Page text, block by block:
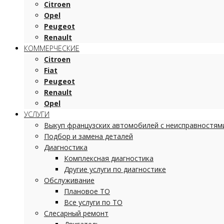
Citroen
Opel
Peugeot
Renault
КОММЕРЧЕСКИЕ
Citroen
Fiat
Peugeot
Renault
Opel
УСЛУГИ
Выкуп французских автомобилей с
Подбор и замена деталей
Диагностика
Комплексная диагностика
Другие услуги по диагностике
Обслуживание
Плановое ТО
Все услуги по ТО
Слесарный ремонт